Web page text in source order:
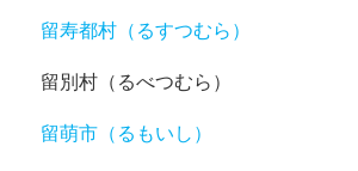
留寿都村（るすつむら）
留別村（るべつむら）
留萌市（るもいし）